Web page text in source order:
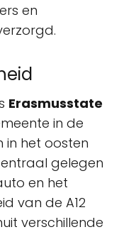
en
Erasmusstate
in de
in het oosten
gelegen
en het
van de A12
verschillende